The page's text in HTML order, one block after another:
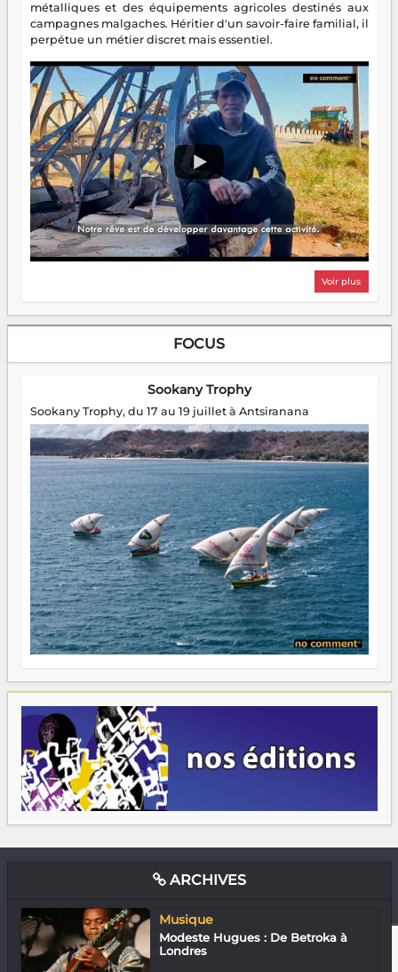
métalliques et des équipements agricoles destinés aux
campagnes malgaches. Héritier d'un savoir-faire familial, il
perpétue un métier discret mais essentiel.
Voir plus
FOCUS
Sookany Trophy
Sookany Trophy, du 17 au 19 juillet à Antsiranana
ARCHIVES
Musique
Modeste Hugues : De Betroka à
Londres